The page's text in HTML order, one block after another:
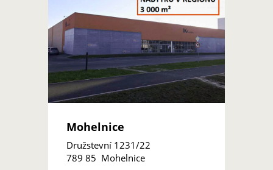
Mohelnice
Družstevní 1231/22
789 85 Mohelnice